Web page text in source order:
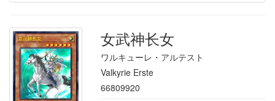
女武神长女
ワルキューレ・アルテスト
Valkyrie Erste
66809920